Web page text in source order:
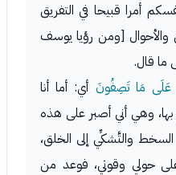
أمرا قبيحا في التفريق
والأحوال [ومن رؤيا يوسف
عَلَى مَا تَصِفُونَ أي: أما أنا
وهي أني أصبر على هذه
والتَّشكِّي إلى الخلق،
حولي وقوتي، فوعد من